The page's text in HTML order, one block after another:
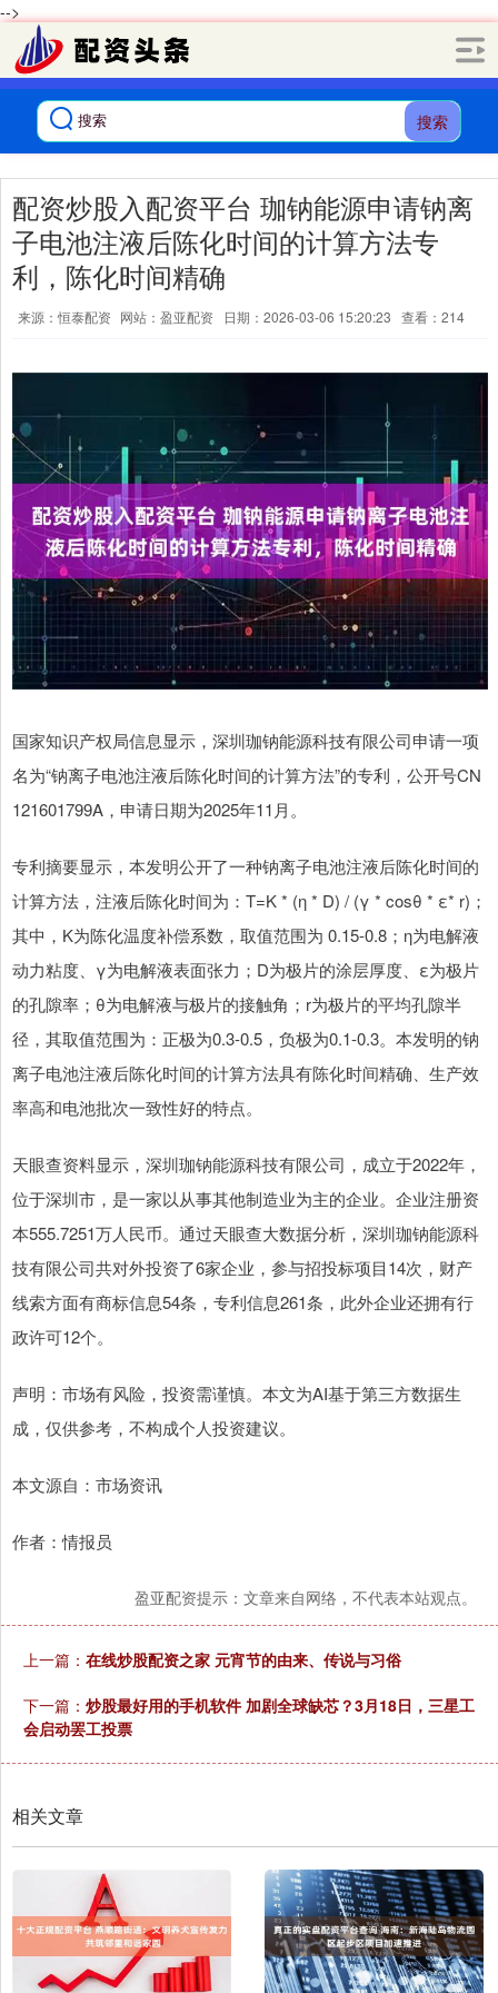
-->
搜索
配资炒股入配资平台 珈钠能源申请钠离
子电池注液后陈化时间的计算方法专
利，陈化时间精确
来源：恒泰配资 网站：盈亚配资 日期：2026-03-06 15:20:23 查看：214
国家知识产权局信息显示，深圳珈钠能源科技有限公司申请一项
名为“钠离子电池注液后陈化时间的计算方法”的专利，公开号CN
121601799A，申请日期为2025年11月。
专利摘要显示，本发明公开了一种钠离子电池注液后陈化时间的
计算方法，注液后陈化时间为：T=K * (η * D) / (γ * cosθ * ε* r)；
其中，K为陈化温度补偿系数，取值范围为 0.15‑0.8；η为电解液
动力粘度、γ为电解液表面张力；D为极片的涂层厚度、ε为极片
的孔隙率；θ为电解液与极片的接触角；r为极片的平均孔隙半
径，其取值范围为：正极为0.3‑0.5，负极为0.1‑0.3。本发明的钠
离子电池注液后陈化时间的计算方法具有陈化时间精确、生产效
率高和电池批次一致性好的特点。
天眼查资料显示，深圳珈钠能源科技有限公司，成立于2022年，
位于深圳市，是一家以从事其他制造业为主的企业。企业注册资
本555.7251万人民币。通过天眼查大数据分析，深圳珈钠能源科
技有限公司共对外投资了6家企业，参与招投标项目14次，财产
线索方面有商标信息54条，专利信息261条，此外企业还拥有行
政许可12个。
声明：市场有风险，投资需谨慎。本文为AI基于第三方数据生
成，仅供参考，不构成个人投资建议。
本文源自：市场资讯
作者：情报员
盈亚配资提示：文章来自网络，不代表本站观点。
上一篇： 在线炒股配资之家 元宵节的由来、传说与习俗
下一篇： 炒股最好用的手机软件 加剧全球缺芯？3月18日，三星工
会启动罢工投票
相关文章